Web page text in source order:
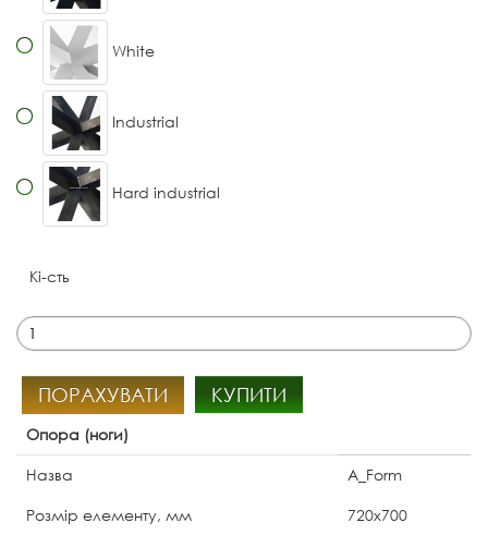
White
Industrial
Hard industrial
Кі-сть
ПОРАХУВАТИ КУПИТИ
Опора (ноги)
Назва
A_Form
Розмір елементу, мм
720х700